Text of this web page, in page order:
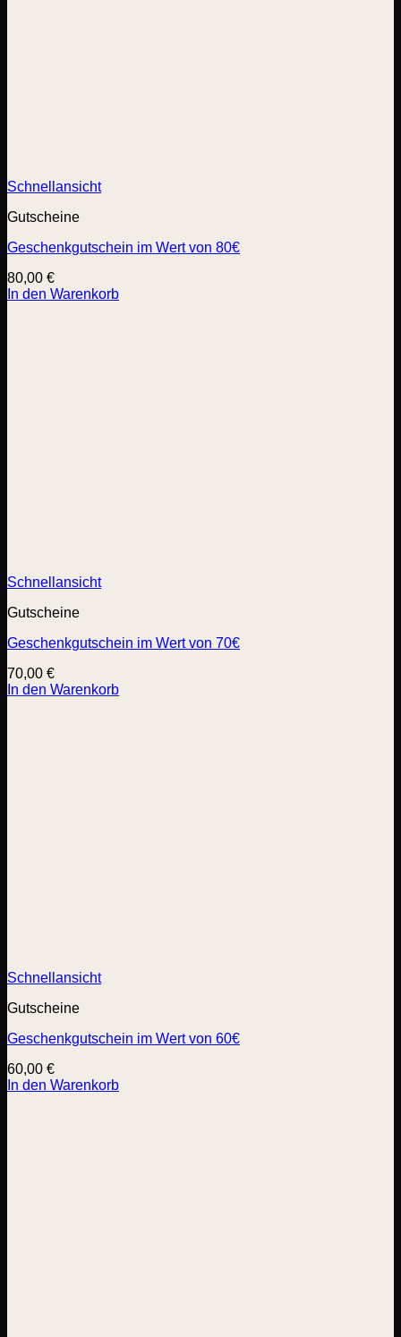
Schnellansicht
Gutscheine
Geschenkgutschein im Wert von 80€
80,00 €
In den Warenkorb
Schnellansicht
Gutscheine
Geschenkgutschein im Wert von 70€
70,00 €
In den Warenkorb
Schnellansicht
Gutscheine
Geschenkgutschein im Wert von 60€
60,00 €
In den Warenkorb